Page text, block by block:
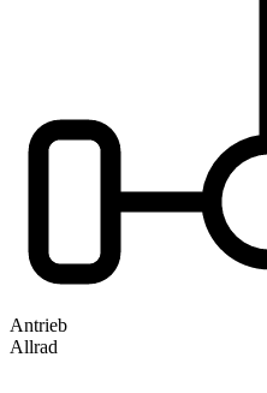
Antrieb
Allrad